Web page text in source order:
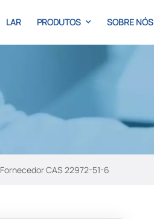
LAR PRODUTOS SOBRE NÓS
Fornecedor CAS 22972-51-6